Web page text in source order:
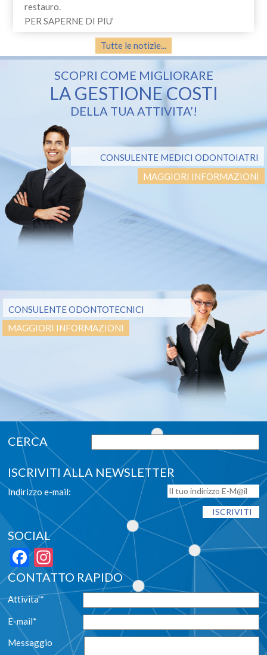
restauro.
PER SAPERNE DI PIU’
Tutte le notizie...
SCOPRI COME MIGLIORARE
LA GESTIONE COSTI
DELLA TUA ATTIVITA’!
CONSULENTE MEDICI ODONTOIATRI
MAGGIORI INFORMAZIONI
CONSULENTE ODONTOTECNICI
MAGGIORI INFORMAZIONI
ISCRIVITI ALLA NEWSLETTER
Indirizzo e-mail:
SOCIAL
Facebook
Instagram
CONTATTO RAPIDO
Attivita'*
E-mail*
Messaggio